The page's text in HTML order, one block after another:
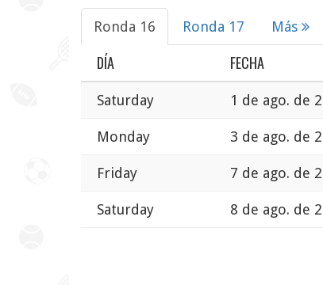
Ronda 16 Ronda 17 Más
DÍA FECHA
Saturday 1 de ago. de
Monday 3 de ago. de
Friday 7 de ago. de
Saturday 8 de ago. de